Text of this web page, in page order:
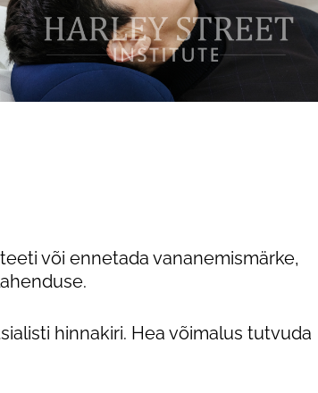
või ennetada vananemismärke,
hinnakiri. Hea võimalus tutvuda